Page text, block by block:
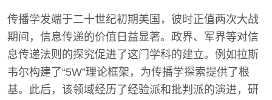
传播学发端于二十世纪初期美国，彼时正值两次大战
期间，信息传递的价值日益显著。政界、军界等对信
息传递法则的探究促进了这门学科的建立。例如拉斯
韦尔构建了“5W”理论框架，为传播学探索提供了根
基。此后，该领域经历了经验派和批判派的演进，研